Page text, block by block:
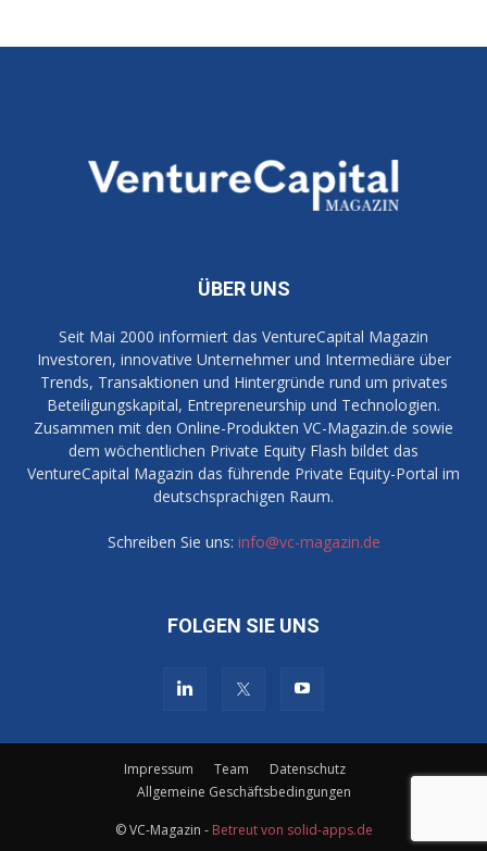
ÜBER UNS
Seit Mai 2000 informiert das VentureCapital Magazin
Investoren, innovative Unternehmer und Intermediäre über
Trends, Transaktionen und Hintergründe rund um privates
Beteiligungskapital, Entrepreneurship und Technologien.
Zusammen mit den Online-Produkten VC-Magazin.de sowie
dem wöchentlichen Private Equity Flash bildet das
VentureCapital Magazin das führende Private Equity-Portal im
deutschsprachigen Raum.
Schreiben Sie uns: info@vc-magazin.de
FOLGEN SIE UNS
Impressum Team
Datenschutz
Allgemeine Geschäftsbedingungen
© VC-Magazin - Betreut von solid-apps.de